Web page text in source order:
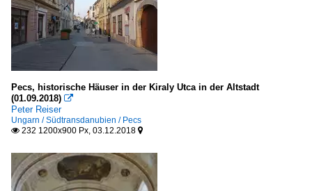
Pecs, historische Häuser in der Kiraly Utca in der Altstadt
(01.09.2018) 
Peter Reiser
Ungarn / Südtransdanubien / Pecs
 232 1200x900 Px, 03.12.2018 